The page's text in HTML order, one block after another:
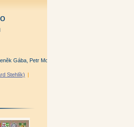
Gába, Petr Možný)
Stehlík) |
|